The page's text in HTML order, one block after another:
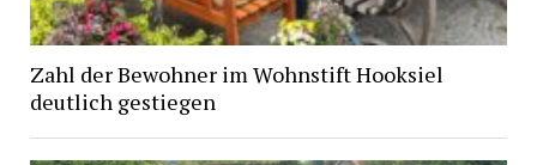
Zahl der Bewohner im Wohnstift Hooksiel
deutlich gestiegen